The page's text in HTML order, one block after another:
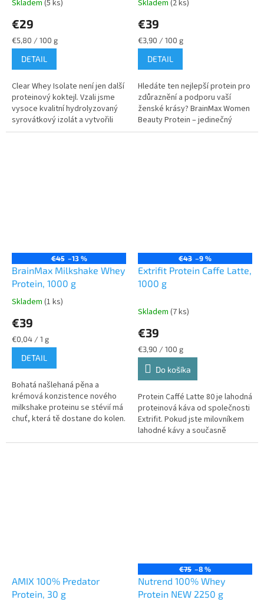
Skladem (5 ks)
€29
Jednotková
cena:
€5,80 / 100 g
DETAIL
Clear Whey Isolate není jen další
proteinový koktejl. Vzali jsme
vysoce kvalitní hydrolyzovaný
syrovátkový izolát a vytvořili
lehkou a osvěžující alternativu,
Skladem (2 ks)
€39
Jednotková
cena:
€3,90 / 100 g
DETAIL
Hledáte ten nejlepší protein pro
zdůraznění a podporu vaší
ženské krásy? BrainMax Women
Beauty Protein – jedinečný
komplex vysoce kvalitní nativní
€45 –13 %
BrainMax Milkshake Whey
Protein, 1000 g
Priemerné
produktu
je
5,0
5
hviezdičiek.
Skladem (1 ks)
€39
Jednotková
cena:
€0,04 / 1 g
DETAIL
Bohatá našlehaná pěna a
krémová konzistence nového
milkshake proteinu se stévií má
chuť, která tě dostane do kolen.
bílkovin z té nejlepší...
€43 –9 %
Extrifit Protein Caffe Latte,
1000 g
Skladem (7 ks)
€39
Jednotková
cena:
€3,90 / 100 g
Do košíka
Protein Caffé Latte 80 je lahodná
proteinová káva od společnosti
Extrifit. Pokud jste milovníkem
lahodné kávy a současně
sportovcem, pak je pro Vás
AMIX 100% Predator
Protein, 30 g
€75 –8 %
Nutrend 100% Whey
Protein NEW 2250 g